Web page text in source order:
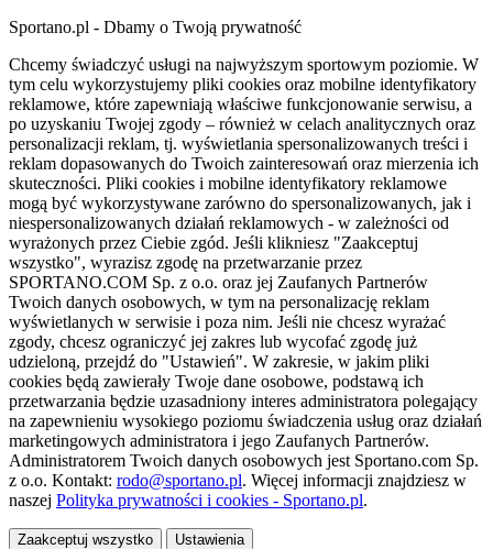
Sportano.pl - Dbamy o Twoją prywatność
Chcemy świadczyć usługi na najwyższym sportowym poziomie. W
tym celu wykorzystujemy pliki cookies oraz mobilne identyfikatory
reklamowe, które zapewniają właściwe funkcjonowanie serwisu, a
po uzyskaniu Twojej zgody – również w celach analitycznych oraz
personalizacji reklam, tj. wyświetlania spersonalizowanych treści i
reklam dopasowanych do Twoich zainteresowań oraz mierzenia ich
skuteczności. Pliki cookies i mobilne identyfikatory reklamowe
mogą być wykorzystywane zarówno do spersonalizowanych, jak i
niespersonalizowanych działań reklamowych - w zależności od
wyrażonych przez Ciebie zgód. Jeśli klikniesz "Zaakceptuj
wszystko", wyrazisz zgodę na przetwarzanie przez
SPORTANO.COM Sp. z o.o. oraz jej Zaufanych Partnerów
Twoich danych osobowych, w tym na personalizację reklam
wyświetlanych w serwisie i poza nim. Jeśli nie chcesz wyrażać
zgody, chcesz ograniczyć jej zakres lub wycofać zgodę już
udzieloną, przejdź do "Ustawień". W zakresie, w jakim pliki
cookies będą zawierały Twoje dane osobowe, podstawą ich
przetwarzania będzie uzasadniony interes administratora polegający
na zapewnieniu wysokiego poziomu świadczenia usług oraz działań
marketingowych administratora i jego Zaufanych Partnerów.
Administratorem Twoich danych osobowych jest Sportano.com Sp.
z o.o. Kontakt: rodo@sportano.pl. Więcej informacji znajdziesz w
naszej Polityka prywatności i cookies - Sportano.pl.
Zaakceptuj wszystko Ustawienia